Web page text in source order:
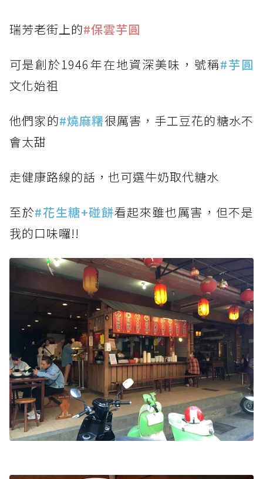
瑞芳老街上的#保雲芋圓
可是創於1946年在地資深美味，號稱#芋圓
文化始祖
他們家的#燒麻糬很厲害，手工豆花的糖水不
會太甜
走健康路線的話，也可選牛奶取代糖水
至於#花生糖+碰餅看起來雖也厲害，但不是
我的口味囉!!